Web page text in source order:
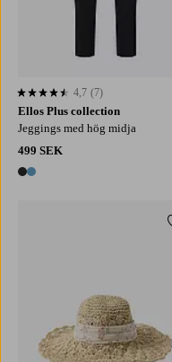
Ellos Plus collection
Jeggings med hög midja
499 SEK
2 färger
4,7 baserat på 7 st betyg
4,7 (7)